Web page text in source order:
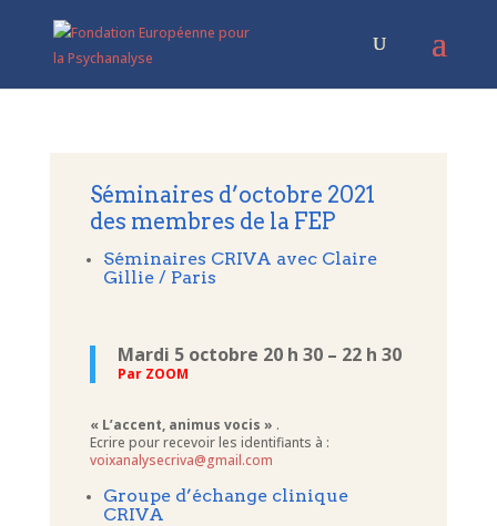
Séminaires d’octobre 2021
des membres de la FEP
Séminaires CRIVA avec Claire
Gillie / Paris
Mardi 5 octobre 20 h 30 – 22 h 30
Par ZOOM
« L’accent, animus vocis » .
Ecrire pour recevoir les identifiants à :
voixanalysecriva@gmail.com
Groupe d’échange clinique
CRIVA